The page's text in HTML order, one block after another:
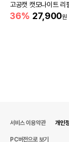
고공캣 캣모나이트 리
36% 27,900원
서비스 이용약관 개인
PC버전으로 보기